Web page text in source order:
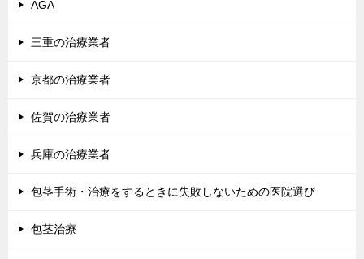
AGA
三重の治療業者
京都の治療業者
佐賀の治療業者
兵庫の治療業者
包茎手術・治療をするときに失敗しないための医院選び
包茎治療